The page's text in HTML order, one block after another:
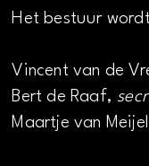
Het bestuur
Vincent van de
Bert de Raaf,
Maartje van